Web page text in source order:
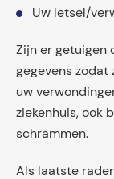
Uw letsel/
Zijn er getuigen
gegevens zodat
uw
ziekenhuis, ook
schrammen.
Als laatste